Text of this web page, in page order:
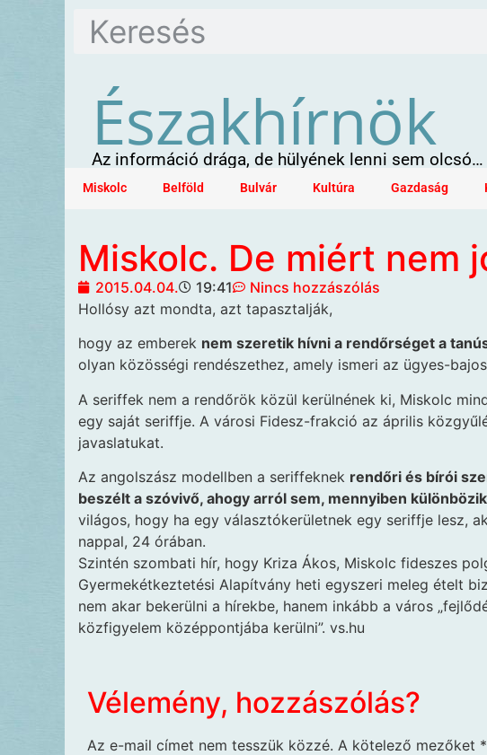
Északhírnök
Az információ drága, de hülyének lenni sem
Miskolc Belföld Bulvár Kultúra Gazdaság
Miskolc. De miért nem
2015.04.04. 19:41
Nincs hozzászólás
Hollósy azt mondta, azt tapasztalják,
hogy az emberek nem szeretik hívni a rendőrséget a
olyan közösségi rendészethez, amely ismeri az ügyes-
A seriffek nem a rendőrök közül kerülnének ki, Miskolc
egy saját seriffje. A városi Fidesz-frakció az április
javaslatukat.
Az angolszász modellben a seriffeknek rendőri és bírói
beszélt a szóvivő, ahogy arról sem, mennyiben
világos, hogy ha egy választókerületnek egy seriffje lesz,
nappal, 24 órában.
Szintén szombati hír, hogy Kriza Ákos, Miskolc fideszes
Gyermekétkeztetési Alapítvány heti egyszeri meleg ételt
nem akar bekerülni a hírekbe, hanem inkább a város
közfigyelem középpontjába kerülni”. vs.hu
Vélemény, hozzászólás?
Az e-mail címet nem tesszük közzé. A kötelező mezőket *